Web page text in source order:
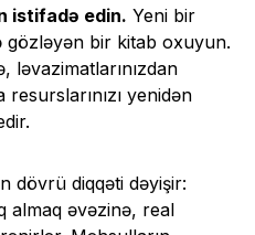
istifadə edin. Yeni bir
gözləyən bir kitab oxuyun.
ləvazimatlarınızdan
yenidən
dövrü diqqəti dəyişir:
almaq əvəzinə, real